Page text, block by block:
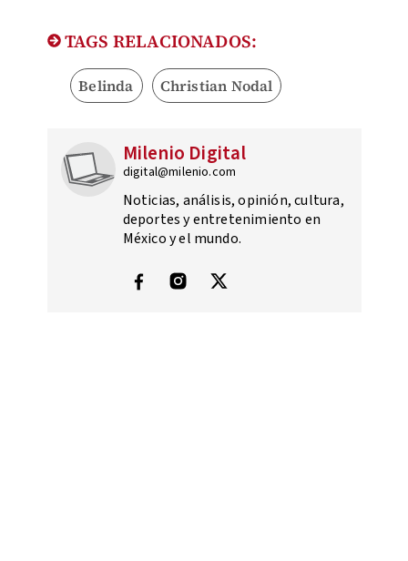
TAGS RELACIONADOS:
Belinda Christian Nodal
Milenio Digital
digital@milenio.com
Noticias, análisis, opinión, cultura,
deportes y entretenimiento en
México y el mundo.